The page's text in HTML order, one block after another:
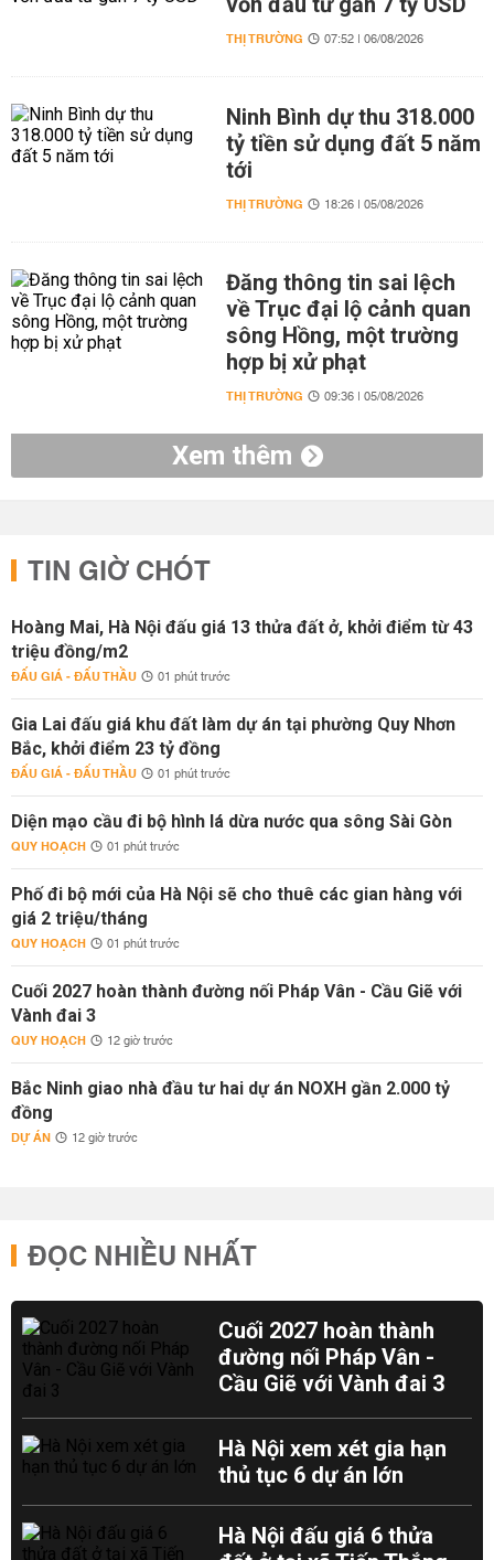
THỊ TRƯỜNG 07:52 | 06/08/2026
Ninh Bình dự thu 318.000
tỷ tiền sử dụng đất 5 năm
tới
THỊ TRƯỜNG 18:26 | 05/08/2026
Đăng thông tin sai lệch
về Trục đại lộ cảnh quan
sông Hồng, một trường
hợp bị xử phạt
THỊ TRƯỜNG 09:36 | 05/08/2026
Xem thêm
TIN GIỜ CHÓT
Hoàng Mai, Hà Nội đấu giá 13 thửa đất ở, khởi điểm từ 43
triệu đồng/m2
ĐẤU GIÁ - ĐẤU THẦU 01 phút trước
Gia Lai đấu giá khu đất làm dự án tại phường Quy Nhơn
Bắc, khởi điểm 23 tỷ đồng
ĐẤU GIÁ - ĐẤU THẦU 01 phút trước
Diện mạo cầu đi bộ hình lá dừa nước qua sông Sài Gòn
QUY HOẠCH 01 phút trước
Phố đi bộ mới của Hà Nội sẽ cho thuê các gian hàng với
giá 2 triệu/tháng
QUY HOẠCH 01 phút trước
Cuối 2027 hoàn thành đường nối Pháp Vân - Cầu Giẽ với
Vành đai 3
QUY HOẠCH 12 giờ trước
Bắc Ninh giao nhà đầu tư hai dự án NOXH gần 2.000 tỷ
đồng
DỰ ÁN 12 giờ trước
ĐỌC NHIỀU NHẤT
Cuối 2027 hoàn thành
đường nối Pháp Vân -
Cầu Giẽ với Vành đai 3
Hà Nội xem xét gia hạn
thủ tục 6 dự án lớn
Hà Nội đấu giá 6 thửa